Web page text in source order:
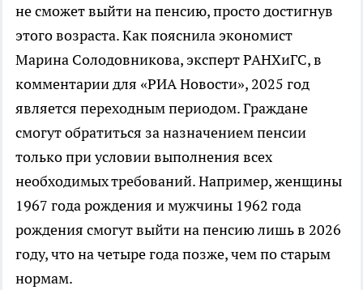
не сможет выйти на пенсию, просто достигнув
этого возраста. Как пояснила экономист
Марина Солодовникова, эксперт РАНХиГС, в
комментарии для «РИА Новости», 2025 год
является переходным периодом. Граждане
смогут обратиться за назначением пенсии
только при условии выполнения всех
необходимых требований. Например, женщины
1967 года рождения и мужчины 1962 года
рождения смогут выйти на пенсию лишь в 2026
году, что на четыре года позже, чем по старым
нормам.